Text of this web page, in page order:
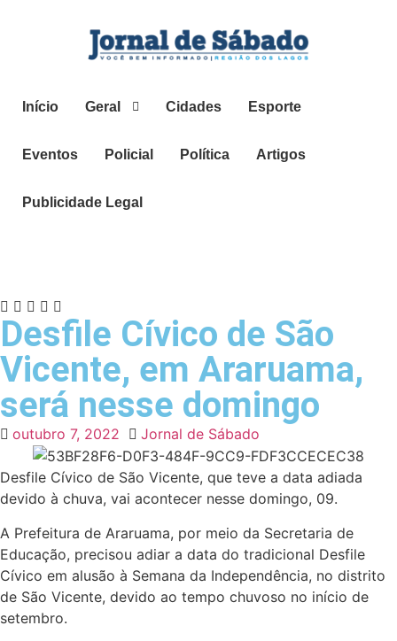
Início Geral Cidades Esporte
Eventos Policial Política Artigos
Publicidade Legal
Desfile Cívico de São
Vicente, em Araruama,
será nesse domingo
outubro 7, 2022 Jornal de Sábado
Desfile Cívico de São Vicente, que teve a data adiada
devido à chuva, vai acontecer nesse domingo, 09.
A Prefeitura de Araruama, por meio da Secretaria de
Educação, precisou adiar a data do tradicional Desfile
Cívico em alusão à Semana da Independência, no distrito
de São Vicente, devido ao tempo chuvoso no início de
setembro.